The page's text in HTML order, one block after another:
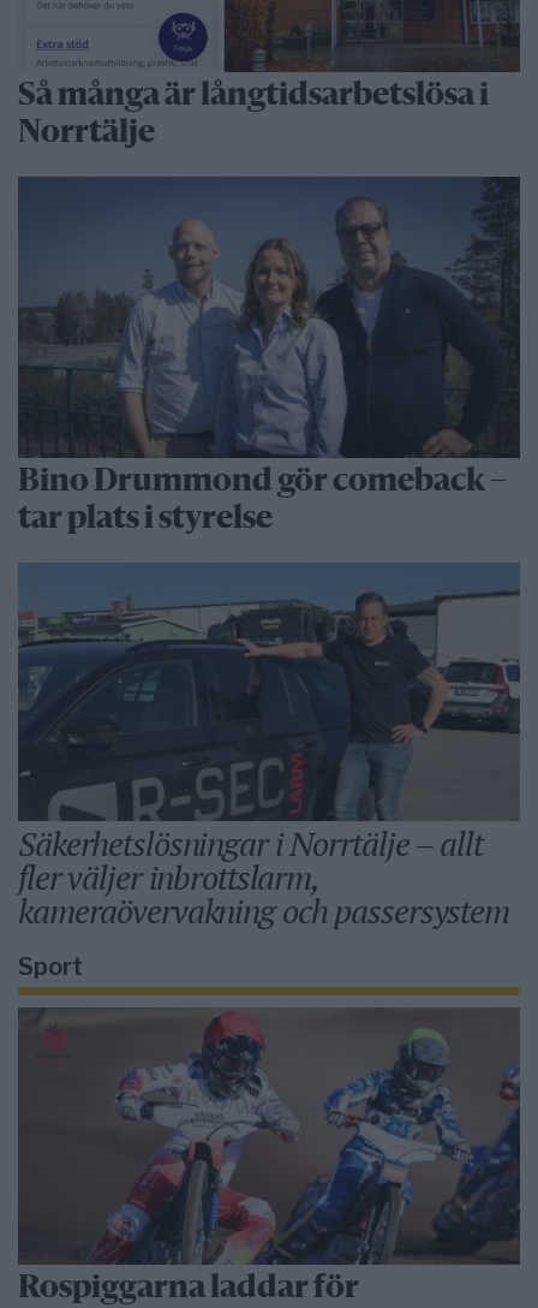
Så många är långtidsarbetslösa i
Norrtälje
Bino Drummond gör comeback –
tar plats i styrelse
Säkerhetslösningar i Norrtälje – allt
fler väljer inbrottslarm,
kameraövervakning och passersystem
Sport
Rospiggarna laddar för